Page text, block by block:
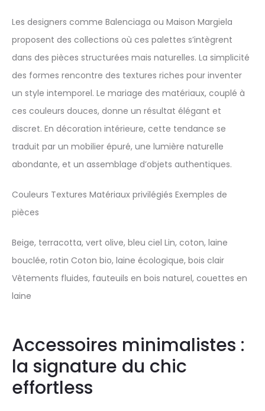
Les designers comme Balenciaga ou Maison Margiela
proposent des collections où ces palettes s’intègrent
dans des pièces structurées mais naturelles. La simplicité
des formes rencontre des textures riches pour inventer
un style intemporel. Le mariage des matériaux, couplé à
ces couleurs douces, donne un résultat élégant et
discret. En décoration intérieure, cette tendance se
traduit par un mobilier épuré, une lumière naturelle
abondante, et un assemblage d’objets authentiques.
Couleurs Textures Matériaux privilégiés Exemples de
pièces
Beige, terracotta, vert olive, bleu ciel Lin, coton, laine
bouclée, rotin Coton bio, laine écologique, bois clair
Vêtements fluides, fauteuils en bois naturel, couettes en
laine
Accessoires minimalistes :
la signature du chic
effortless